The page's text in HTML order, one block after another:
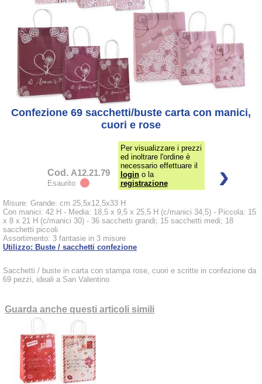
Confezione 69 sacchetti/buste carta con manici,
cuori e rose
Cod. A12.21.79
Esaurito
Per visualizzare i prezzi
ed inoltrare l'ordine è
necessario effettuare il
logino la
registrazione
Misure: Grande: cm 25,5x12,5x33 H
Con manici: 42 H - Media: 18,5 x 9,5 x 25,5 H (c/manici 34,5) - Piccola: 15
x 8 x 21 H (c/manici 30) - 36 sacchetti grandi; 15 sacchetti medi; 18
sacchetti piccoli
Assortimento: 3 fantasie in 3 misure
Utilizzo: Buste / sacchetti confezione
Sacchetti / buste in carta con stampa rose, cuori e scritte in confezione da
69 pezzi, ideali a San Valentino
Guarda anche questi articoli simili